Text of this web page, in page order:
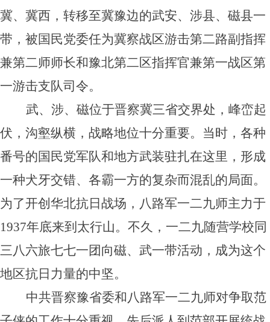
冀、冀西，转移至冀豫边的武安、涉县、磁县一
带，被国民党委任为冀察战区游击第二路副指挥
兼第二师师长和豫北第二区指挥官兼第一战区第
一游击支队司令。
武、涉、磁位于晋察冀三省交界处，峰峦起
伏，沟壑纵横，战略地位十分重要。当时，各种
番号的国民党军队和地方武装驻扎在这里，形成
一种犬牙交错、各霸一方的复杂而混乱的局面。
为了开创华北抗日战场，八路军一二九师主力于
1937年底来到太行山。不久，一二九随营学校同
三八六旅七七一团向磁、武一带活动，成为这个
地区抗日力量的中坚。
中共晋察豫省委和八路军一二九师对争取范